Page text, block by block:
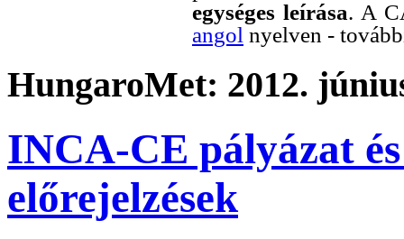
egységes leírása. A
angol nyelven -
HungaroMet: 2012.
INCA-CE pályázat
előrejelzések